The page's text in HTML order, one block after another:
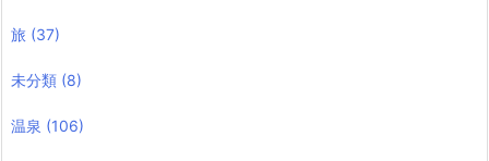
旅 (37)
未分類 (8)
温泉 (106)